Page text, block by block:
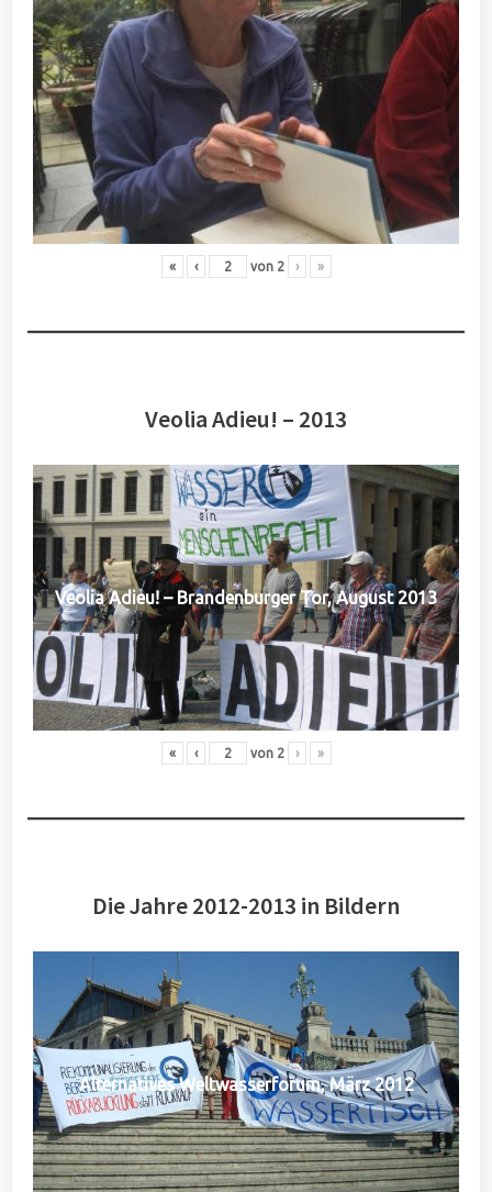
« ‹ von 2 › »
Veolia Adieu! – 2013
Veolia Adieu! – Brandenburger Tor, August 2013
« ‹ von 2 › »
Die Jahre 2012-2013 in Bildern
Alternatives Weltwasserforum, März 2012